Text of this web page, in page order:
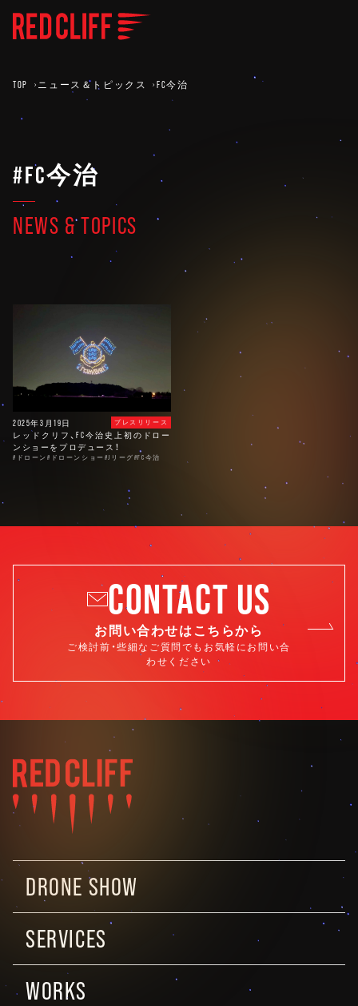
TOP ニュース＆トピックス FC今治
#FC今治
NEWS & TOPICS
2025年3月19日 プレスリリース
レッドクリフ、FC今治史上初のドロー
ンショーをプロデュース！
#ドローン#ドローンショー#Jリーグ#FC今治
CONTACT US
お問い合わせはこちらから
ご検討前・些細なご質問でもお気軽にお問い合
わせください
DRONE SHOW
SERVICES
WORKS